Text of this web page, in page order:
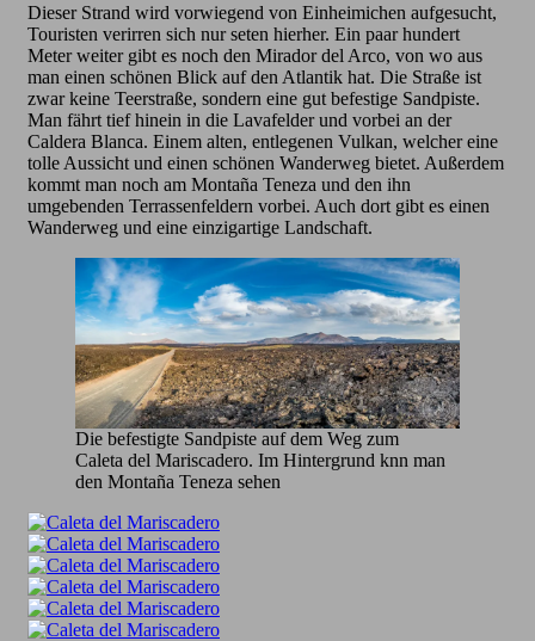
Dieser Strand wird vorwiegend von Einheimichen aufgesucht,
Touristen verirren sich nur seten hierher. Ein paar hundert
Meter weiter gibt es noch den Mirador del Arco, von wo aus
man einen schönen Blick auf den Atlantik hat. Die Straße ist
zwar keine Teerstraße, sondern eine gut befestige Sandpiste.
Man fährt tief hinein in die Lavafelder und vorbei an der
Caldera Blanca. Einem alten, entlegenen Vulkan, welcher eine
tolle Aussicht und einen schönen Wanderweg bietet. Außerdem
kommt man noch am Montaña Teneza und den ihn
umgebenden Terrassenfeldern vorbei. Auch dort gibt es einen
Wanderweg und eine einzigartige Landschaft.
Die befestigte Sandpiste auf dem Weg zum
Caleta del Mariscadero. Im Hintergrund knn man
den Montaña Teneza sehen